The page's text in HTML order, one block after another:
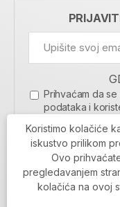
Prihvaćam da
podataka i
Koristimo kolačiće
iskustvo prilikom
Ovo
pregledavanjem
kolačića na ovoj